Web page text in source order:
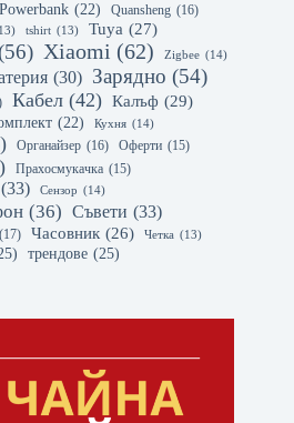
Powerbank (22) Quansheng (16)
tshirt (13) Tuya (27)
Xiaomi (62) Zigbee (14)
(30) Зарядно (54)
Кабел (42) Калъф (29)
(22) Кухня (14)
Органайзер (16) Оферти (15)
Прахосмукачка (15)
(33) Сензор (14)
(36) Съвети (33)
(17) Часовник (26) Четка (13)
трендове (25)